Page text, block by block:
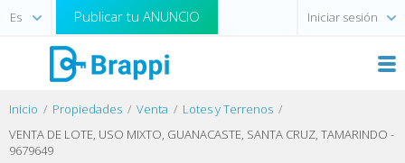
Publicar tu ANUNCIO Iniciar sesión
Inicio Propiedades Venta
Lotes y Terrenos
VENTA DE LOTE, USO MIXTO, GUANACASTE, SANTA CRUZ, TAMARINDO -
9679649